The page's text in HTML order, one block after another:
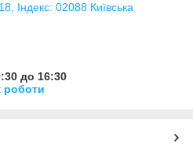
Індекс: 02088 Київська
до 16:30
роботи